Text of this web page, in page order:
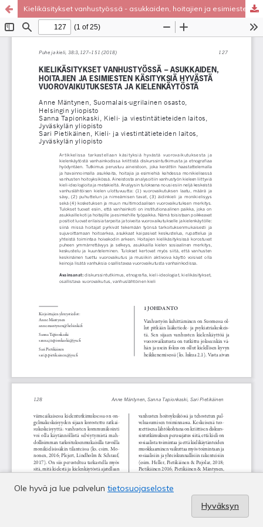
Kielikäsitykset vanhustyössä - asukkaiden, hoitajien ja esimiesten käsityksiä hyvästä vuorovaikutuksesta ja kielenkäytöstä
Ole hyvä ja lue palvelun tietosuojaseloste
Hyväksyn
Palvelua ylläpitääTieteellisten seurain valtuuskunta